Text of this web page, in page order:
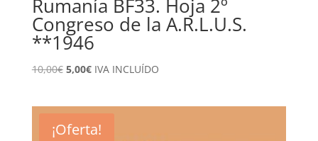
Rumanía BF33. Hoja 2º
Congreso de la A.R.L.U.S.
**1946
10,00€ El
10,00€.
5,00€El
5,00€.
IVA INCLUÍDO
¡Oferta!